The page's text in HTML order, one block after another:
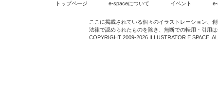
トップページ e-spaceについて イベント
ここに掲載されている個々のイラストレーション、
法律で認められたものを除き、無断での転用・引用
COPYRIGHT 2009-2026 ILLUSTRATOR E SPACE.